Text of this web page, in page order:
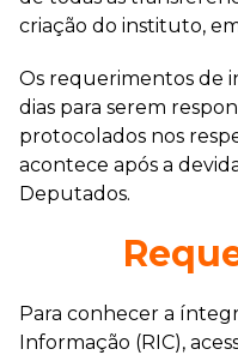
criação do instituto,
Os requerimentos de
dias para serem
protocolados nos
acontece após a
Deputados.
Para conhecer a
Informação (RIC),